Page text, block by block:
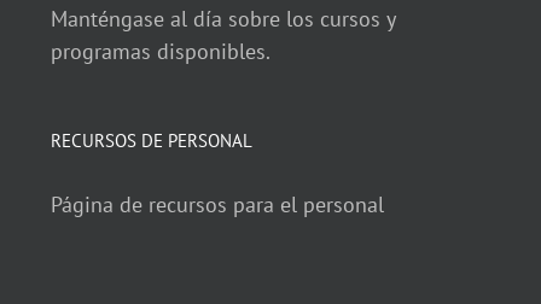
Manténgase al día sobre los cursos y
programas disponibles.
RECURSOS DE PERSONAL
Página de recursos para el personal